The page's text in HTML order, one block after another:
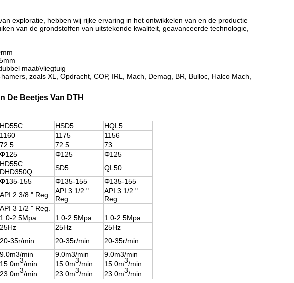
exploratie, hebben wij rijke ervaring in het ontwikkelen van en de productie
van de grondstoffen van uitstekende kwaliteit, geavanceerde technologie,
maat/vliegtuig
zoals XL, Opdracht, COP, IRL, Mach, Demag, BR, Bulloc, Halco Mach,
De Beetjes Van DTH
HD55C HSD5
HQL5
1160 1175
1156
72.5 72.5
73
Φ125 Φ125
Φ125
HD55C
DHD350Q
SD5
QL50
Φ135-155 Φ135-155 Φ135-155
API 2 3/8 " Reg.
API 3 1/2 "
Reg.
API 3 1/2 "
Reg.
API 3 1/2 " Reg.
1.0-2.5Mpa 1.0-2.5Mpa
1.0-2.5Mpa
25Hz 25Hz
25Hz
20-35r/min 20-35r/min 20-35r/min
9.0m3/min 9.0m3/min
9.0m3/min
15.0m3/min 15.0m3/min 15.0m3/min
23.0m3/min 23.0m3/min 23.0m3/min